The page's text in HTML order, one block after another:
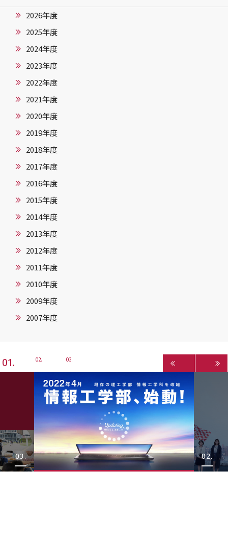
2026年度
2025年度
2024年度
2023年度
2022年度
2021年度
2020年度
2019年度
2018年度
2017年度
2016年度
2015年度
2014年度
2013年度
2012年度
2011年度
2010年度
2009年度
2007年度
1 2 3